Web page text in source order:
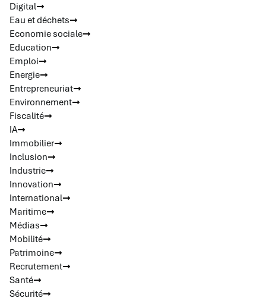
Digital
Eau et déchets
Economie sociale
Education
Emploi
Energie
Entrepreneuriat
Environnement
Fiscalité
IA
Immobilier
Inclusion
Industrie
Innovation
International
Maritime
Médias
Mobilité
Patrimoine
Recrutement
Santé
Sécurité